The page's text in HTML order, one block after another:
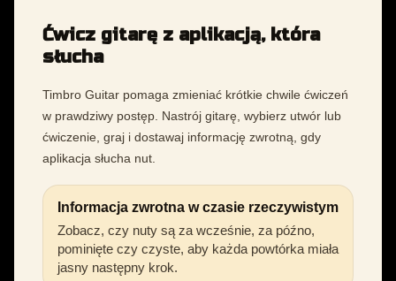
Ćwicz gitarę z aplikacją, która
słucha
Timbro Guitar pomaga zmieniać krótkie chwile ćwiczeń
w prawdziwy postęp. Nastrój gitarę, wybierz utwór lub
ćwiczenie, graj i dostawaj informację zwrotną, gdy
aplikacja słucha nut.
Informacja zwrotna w czasie rzeczywistym
Zobacz, czy nuty są za wcześnie, za późno,
pominięte czy czyste, aby każda powtórka miała
jasny następny krok.